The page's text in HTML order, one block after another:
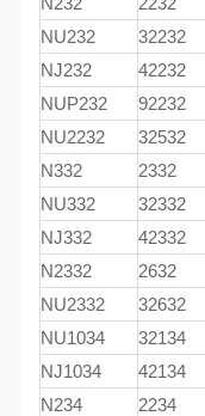
NU232
32232
NJ232
42232
NUP232
92232
NU2232
32532
N332
2332
NU332
32332
NJ332
42332
N2332
2632
NU2332
32632
NU1034
32134
NJ1034
42134
N234
2234